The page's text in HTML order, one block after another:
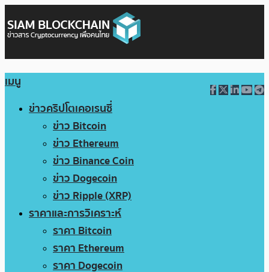
เมนู
ข่าวคริปโตเคอเรนซี่
ข่าว Bitcoin
ข่าว Ethereum
ข่าว Binance Coin
ข่าว Dogecoin
ข่าว Ripple (XRP)
ราคาและการวิเคราะห์
ราคา Bitcoin
ราคา Ethereum
ราคา Dogecoin